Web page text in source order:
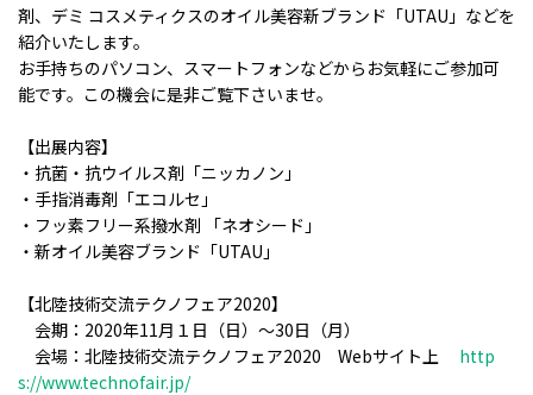
剤、デミ コスメティクスのオイル美容新ブランド「UTAU 」などを
紹介いたします。
お手持ちのパソコン、スマートフォンなどからお気軽にご参加可
能です。この機会に是非ご覧下さいませ。
【出展内容】
・抗菌・抗ウイルス剤「ニッカノン」
・手指消毒剤「エコルセ」
・フッ素フリー系撥水剤 「ネオシード」
・新オイル美容ブランド「UTAU 」
【北陸技術交流テクノフェア2020】
会期： 2020年11月１日（日）～30日（月）
会場：北陸技術交流テクノフェア2020 Webサイト上 http
s://www.technofair.jp/